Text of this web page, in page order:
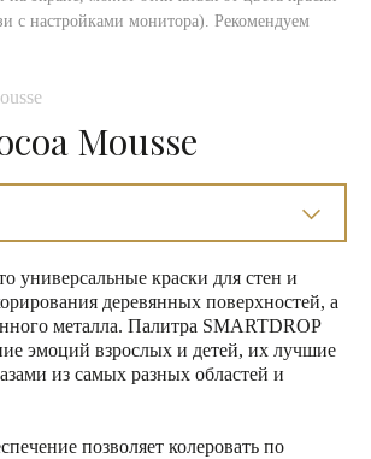
с настройками монитора). Рекомендуем
Mousse
универсальные краски для стен и
деревянных поверхностей, а
металла. Палитра SMARTDROP
эмоций взрослых и детей, их лучшие
из самых разных областей и
позволяет колеровать по